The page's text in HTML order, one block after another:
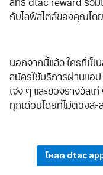
สิทธิ dtac reward รวม
กับไลฟ์สไตล์ของคุณโด
นอกจากนี้แล้ว ใครที่เ
สมัครใช้บริการผ่านแอป
เจ๋ง ๆ และของรางวัลเ
ทุกเดือนโดยที่ไม่ต้องส
โหลด dtac